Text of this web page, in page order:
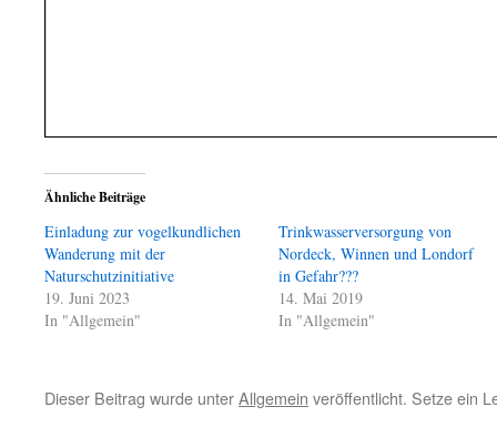
Ähnliche Beiträge
Einladung zur vogelkundlichen
Wanderung mit der
Naturschutzinitiative
19. Juni 2023
In "Allgemein"
Trinkwasserversorgung von
Nordeck, Winnen und Londorf
in Gefahr???
14. Mai 2019
In "Allgemein"
Dieser Beitrag wurde unterAllgemein veröffentlicht. Setze ein